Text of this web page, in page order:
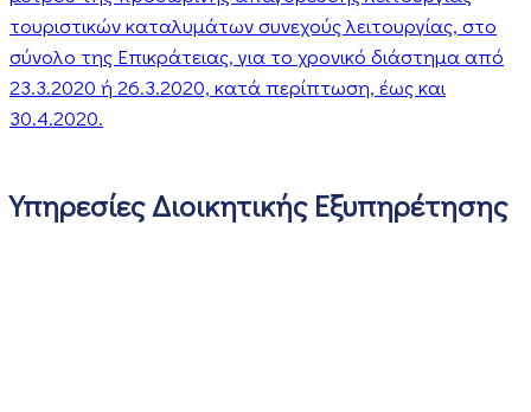
τουριστικών καταλυμάτων συνεχούς λειτουργίας, στο
σύνολο της Επικράτειας, για το χρονικό διάστημα από
23.3.2020 ή 26.3.2020, κατά περίπτωση, έως και
30.4.2020.
Υπηρεσίες Διοικητικής Εξυπηρέτησης